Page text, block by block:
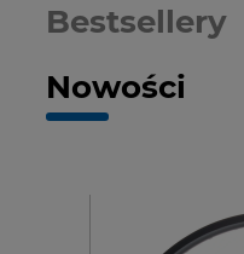
Nowości
Bestsellery